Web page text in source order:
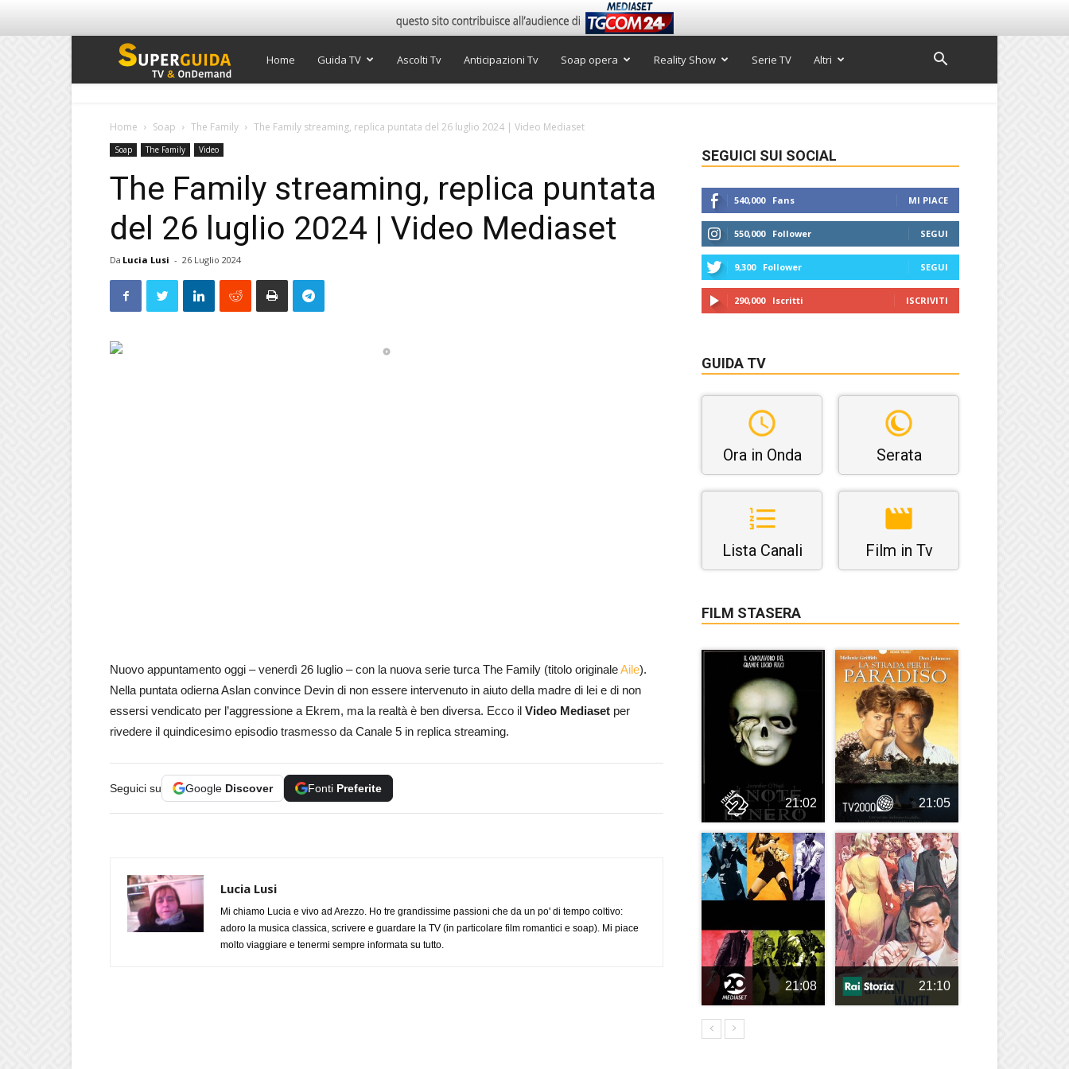
Super
Home Guida TV Ascolti Tv Anticipazioni Tv Soap opera Reality Show Serie TV Altri
Home Soap The Family The Family streaming, replica puntata del 26 luglio 2024 | Video Mediaset
Soap The Family Video
The Family streaming, replica puntata
del 26 luglio 2024 | Video Mediaset
Da Lucia Lusi - 26 Luglio 2024
Nuovo appuntamento oggi – venerdì 26 luglio – con la nuova serie turca The Family (titolo originaleAile).
Nella puntata odierna Aslan convince Devin di non essere intervenuto in aiuto della madre di lei e di non
essersi vendicato per l’aggressione a Ekrem, ma la realtà è ben diversa. Ecco il Video Mediaset per
rivedere il quindicesimo episodio trasmesso da Canale 5 in replica streaming.
Seguici su Google Discover Fonti Preferite
Lucia Lusi
Mi chiamo Lucia e vivo ad Arezzo. Ho tre grandissime passioni che da un po' di tempo coltivo:
adoro la musica classica, scrivere e guardare la TV (in particolare film romantici e soap). Mi piace
molto viaggiare e tenermi sempre informata su tutto.
SEGUICI SUI SOCIAL
540,000 Fans MI PIACE
550,000 Follower SEGUI
9,300 Follower SEGUI
290,000 Iscritti ISCRIVITI
GUIDA TV
Ora in Onda Serata
Lista Canali Film in Tv
FILM STASERA
21:02 21:05
21:08 21:10